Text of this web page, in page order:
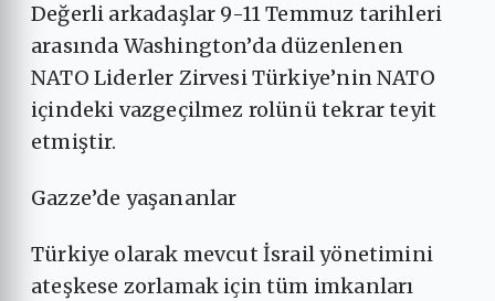
Değerli arkadaşlar 9-11 Temmuz tarihleri
arasında Washington’da düzenlenen
NATO Liderler Zirvesi Türkiye’nin NATO
içindeki vazgeçilmez rolünü tekrar teyit
etmiştir.
Gazze’de yaşananlar
Türkiye olarak mevcut İsrail yönetimini
ateşkese zorlamak için tüm imkanları